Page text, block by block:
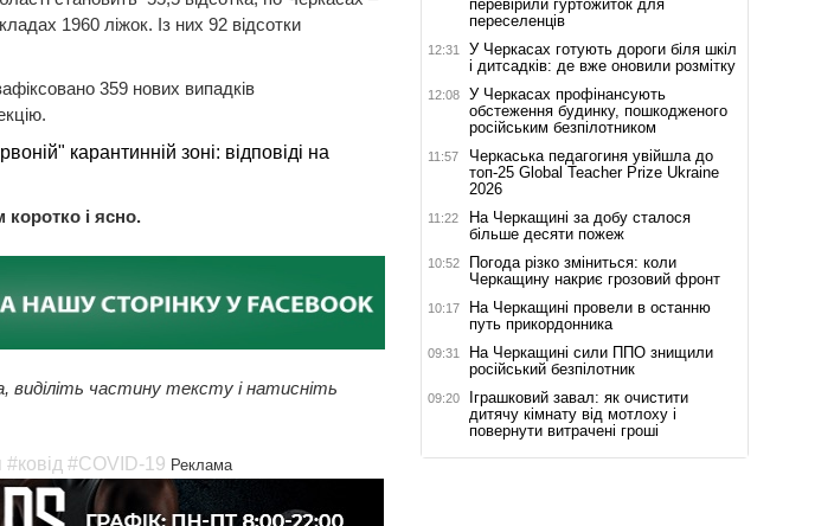
1960 ліжок. Із них 92 відсотки
359 нових випадків
карантинній зоні: відповіді на
коротко і ясно.
виділіть частину тексту і натисніть
#ковід #COVID-19 Реклама
перевірили гуртожиток для
переселенців
12:31
У Черкасах готують дороги біля шкіл
і дитсадків: де вже оновили розмітку
12:08
У Черкасах профінансують
обстеження будинку, пошкодженого
російським безпілотником
11:57
Черкаська педагогиня увійшла до
топ-25 Global Teacher Prize Ukraine
2026
11:22
На Черкащині за добу сталося
більше десяти пожеж
10:52
Погода різко зміниться: коли
Черкащину накриє грозовий фронт
10:17
На Черкащині провели в останню
путь прикордонника
09:31
На Черкащині сили ППО знищили
російський безпілотник
09:20
Іграшковий завал: як очистити
дитячу кімнату від мотлоху і
повернути витрачені гроші